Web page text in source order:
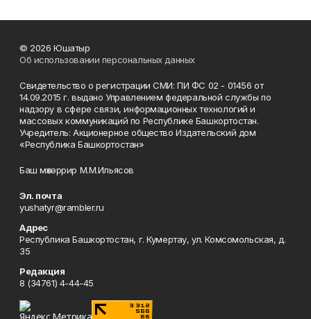
© 2026 Юшатыр
Об использовании персональных данных
Свидетельство о регистрации СМИ: ПИ ФС 02 - 01456 от
14.09.2015 г. выдано Управлением федеральной службы по
надзору в сфере связи, информационных технологий и
массовых коммуникаций по Республике Башкортостан.
Учредитель: Акционерное общество Издательский дом
«Республика Башкортостан»
Баш мөхәррир М.М.Ильясов
Эл. почта
yushatyr@rambler.ru
Адрес
Республика Башкортостан, г. Кумертау, ул. Комсомольская, д.
35
Редакция
8 (34761) 4-44-45